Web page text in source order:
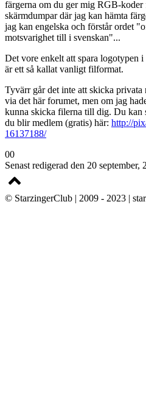
färgerna om du ger mig RGB-
skärmdumpar där jag kan hämta
jag kan engelska och förstår ordet
motsvarighet till i svenskan"...
Det vore enkelt att spara logotypen
är ett så kallat vanligt filformat.
Tyvärr går det inte att skicka
via det här forumet, men om jag
kunna skicka filerna till dig. Du kan
du blir medlem (gratis) här: http://
16137188/
Klicka
för
tumme
ner.
0Klicka
för
tumme
upp.
0
Senast redigerad den 20 september,
© StarzingerClub | 2009 - 2023 |